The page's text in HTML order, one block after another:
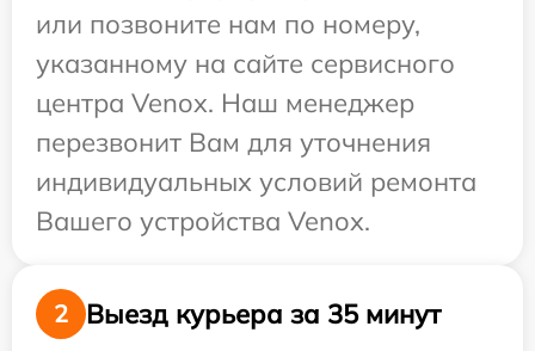
или позвоните нам по номеру,
указанному на сайте сервисного
центра Venox. Наш менеджер
перезвонит Вам для уточнения
индивидуальных условий ремонта
Вашего устройства Venox.
2 Выезд курьера за 35 минут